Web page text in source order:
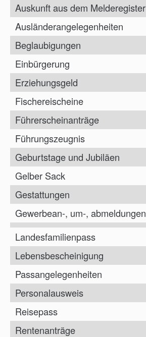
Auskunft aus dem Melderegister
Ausländerangelegenheiten
Beglaubigungen
Einbürgerung
Erziehungsgeld
Fischereischeine
Führerscheinanträge
Führungszeugnis
Geburtstage und Jubiläen
Gelber Sack
Gestattungen
Gewerbean-, um-, abmeldungen
Landesfamilienpass
Lebensbescheinigung
Passangelegenheiten
Personalausweis
Reisepass
Rentenanträge